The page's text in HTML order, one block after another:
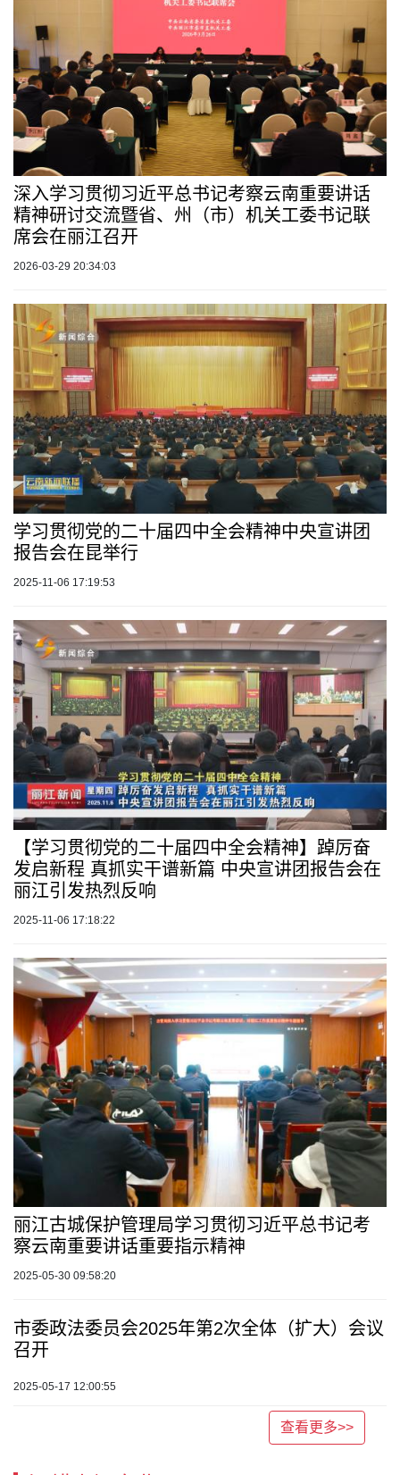
深入学习贯彻习近平总书记考察云南重要讲话
精神研讨交流暨省、州（市）机关工委书记联
席会在丽江召开
2026-03-29 20:34:03
学习贯彻党的二十届四中全会精神中央宣讲团
报告会在昆举行
2025-11-06 17:19:53
【学习贯彻党的二十届四中全会精神】踔厉奋
发启新程 真抓实干谱新篇 中央宣讲团报告会在
丽江引发热烈反响
2025-11-06 17:18:22
丽江古城保护管理局学习贯彻习近平总书记考
察云南重要讲话重要指示精神
2025-05-30 09:58:20
市委政法委员会2025年第2次全体（扩大）会议
召开
2025-05-17 12:00:55
查看更多>>